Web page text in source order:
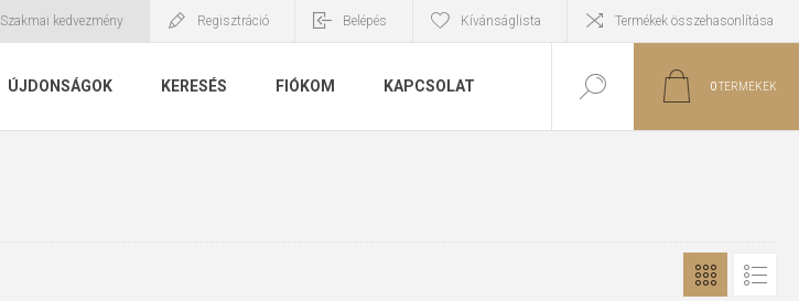
Szakmai kedvezmény Regisztráció Belépés Kívánságlista Termékek összehasonlítása
ÚJDONSÁGOK KERESÉS FIÓKOM KAPCSOLAT 0TERMÉKEK